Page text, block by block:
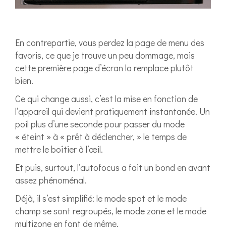
En contrepartie, vous perdez la page de menu des
favoris, ce que je trouve un peu dommage, mais
cette première page d’écran la remplace plutôt
bien.
Ce qui change aussi, c’est la mise en fonction de
l’appareil qui devient pratiquement instantanée. Un
poil plus d’une seconde pour passer du mode
« éteint » à « prêt à déclencher, » le temps de
mettre le boîtier à l’œil.
Et puis, surtout, l’autofocus a fait un bond en avant
assez phénoménal.
Déjà, il s’est simplifié: le mode spot et le mode
champ se sont regroupés, le mode zone et le mode
multizone en font de même.